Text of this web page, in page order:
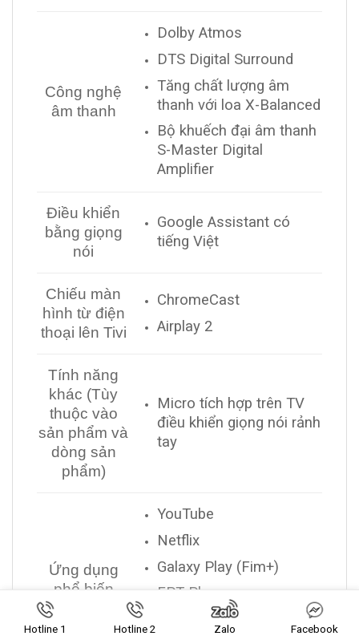
Công nghệ
âm thanh
Dolby Atmos
DTS Digital Surround
Tăng chất lượng âm
thanh với loa X-Balanced
Bộ khuếch đại âm thanh
S-Master Digital
Amplifier
Điều khiển
bằng giọng
nói
Google Assistant có
tiếng Việt
Chiếu màn
hình từ điện
thoại lên Tivi
ChromeCast
Airplay 2
Tính năng
khác (Tùy
thuộc vào
sản phẩm và
dòng sản
phẩm)
Micro tích hợp trên TV
điều khiển giọng nói rảnh
tay
Ứng dụng
phổ biến
YouTube
Netflix
Galaxy Play (Fim+)
FPT Play
Hotline 1 Hotline 2 Zalo Facebook